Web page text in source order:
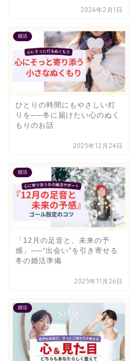
2026年2月1日
婚活
ひとりの時間にもやさしい灯
りを──冬に届けたい心のぬく
もりのお話
2025年12月24日
婚活
「12月の足音と、未来の予
感」──“出会い”を引き寄せる
冬の婚活準備
2025年11月26日
婚活